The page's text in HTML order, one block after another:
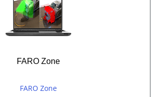
FARO Zone
FARO Zone